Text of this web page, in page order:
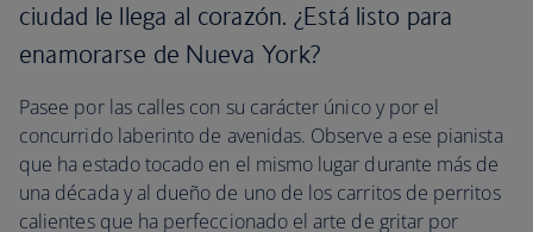
ciudad le llega al corazón. ¿Está listo para
enamorarse de Nueva York?
Pasee por las calles con su carácter único y por el
concurrido laberinto de avenidas. Observe a ese pianista
que ha estado tocado en el mismo lugar durante más de
una década y al dueño de uno de los carritos de perritos
calientes que ha perfeccionado el arte de gritar por